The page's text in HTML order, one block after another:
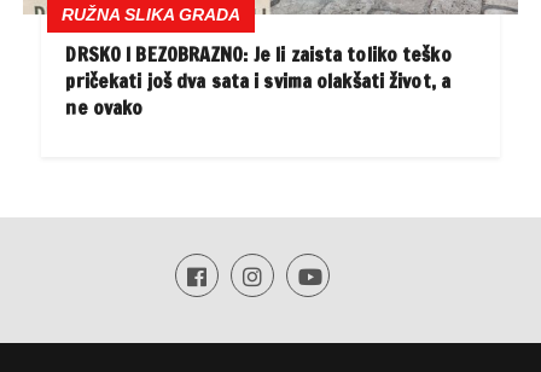
RUŽNA SLIKA GRADA
DRSKO I BEZOBRAZNO: Je li zaista toliko teško
pričekati još dva sata i svima olakšati život, a
ne ovako